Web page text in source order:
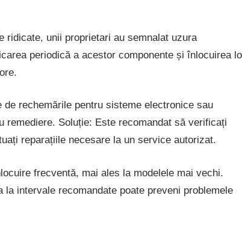
ridicate, unii proprietari au semnalat uzura
periodică a acestor componente și înlocuirea
rechemările pentru sisteme electronice sau
remediere. Soluție: Este recomandat să verificați
reparațiile necesare la un service autorizat.
frecventă, mai ales la modelele mai vechi.
intervale recomandate poate preveni problemele